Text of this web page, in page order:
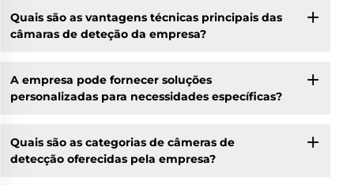
Quais são as vantagens técnicas principais das
câmaras de deteção da empresa?
A empresa pode fornecer soluções
personalizadas para necessidades específicas?
Quais são as categorias de câmeras de
detecção oferecidas pela empresa?